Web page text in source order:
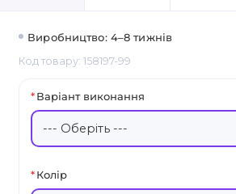
Виробництво: 4–8 тижнів
Код товару: 158197-99
Варіант виконання
Колір